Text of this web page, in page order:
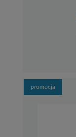
promocja